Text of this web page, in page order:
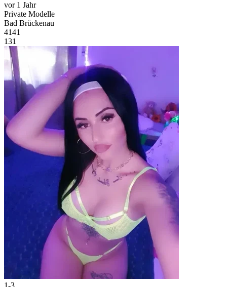
vor 1 Jahr
Private Modelle
Bad Brückenau
4141
131
1-3